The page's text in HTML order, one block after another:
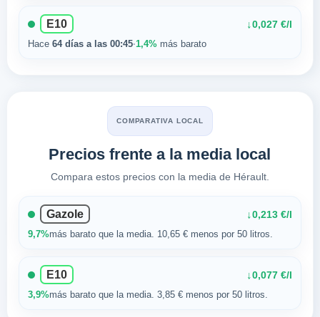
E10 ↓0,027 €/l
Hace 64 días a las 00:45·1,4%más barato
COMPARATIVA LOCAL
Precios frente a la media local
Compara estos precios con la media de Hérault.
Gazole ↓0,213 €/l
9,7%más barato que la media. 10,65 € menos por 50 litros.
E10 ↓0,077 €/l
3,9%más barato que la media. 3,85 € menos por 50 litros.